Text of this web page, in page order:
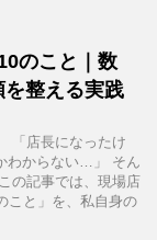
のこと｜数
整える実践
「店長になったけ
わからない…」 そん
の記事では、現場店
こと」を、私自身の